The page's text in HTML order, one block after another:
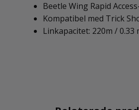
Beetle Wing Rapid
Kompatibel med Trick
Linkapacitet: 220m / 0.33